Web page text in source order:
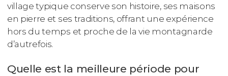
village typique conserve son histoire, ses maisons
en pierre et ses traditions, offrant une expérience
hors du temps et proche de la vie montagnarde
d’autrefois.
Quelle est la meilleure période pour